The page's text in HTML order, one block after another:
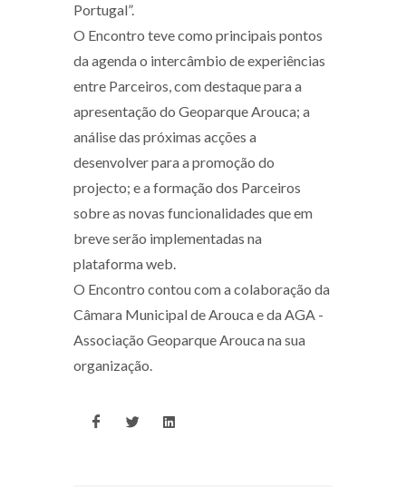
Portugal”.
O Encontro teve como principais pontos
da agenda o intercâmbio de experiências
entre Parceiros, com destaque para a
apresentação do Geoparque Arouca; a
análise das próximas acções a
desenvolver para a promoção do
projecto; e a formação dos Parceiros
sobre as novas funcionalidades que em
breve serão implementadas na
plataforma web.
O Encontro contou com a colaboração da
Câmara Municipal de Arouca e da AGA -
Associação Geoparque Arouca na sua
organização.